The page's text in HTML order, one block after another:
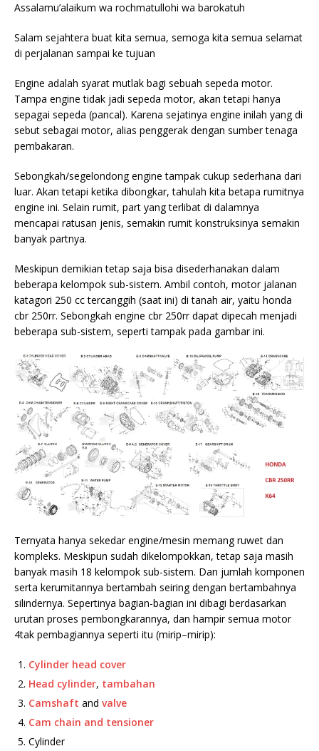
Assalamu’alaikum wa rochmatullohi wa barokatuh
Salam sejahtera buat kita semua, semoga kita semua selamat
di perjalanan sampai ke tujuan
Engine adalah syarat mutlak bagi sebuah sepeda motor.
Tampa engine tidak jadi sepeda motor, akan tetapi hanya
sepagai sepeda (pancal). Karena sejatinya engine inilah yang di
sebut sebagai motor, alias penggerak dengan sumber tenaga
pembakaran.
Sebongkah/segelondong engine tampak cukup sederhana dari
luar. Akan tetapi ketika dibongkar, tahulah kita betapa rumitnya
engine ini. Selain rumit, part yang terlibat di dalamnya
mencapai ratusan jenis, semakin rumit konstruksinya semakin
banyak partnya.
Meskipun demikian tetap saja bisa disederhanakan dalam
beberapa kelompok sub-sistem. Ambil contoh, motor jalanan
katagori 250 cc tercanggih (saat ini) di tanah air, yaitu honda
cbr 250rr. Sebongkah engine cbr 250rr dapat dipecah menjadi
beberapa sub-sistem, seperti tampak pada gambar ini.
Ternyata hanya sekedar engine/mesin memang ruwet dan
kompleks. Meskipun sudah dikelompokkan, tetap saja masih
banyak masih 18 kelompok sub-sistem. Dan jumlah komponen
serta kerumitannya bertambah seiring dengan bertambahnya
silindernya. Sepertinya bagian-bagian ini dibagi berdasarkan
urutan proses pembongkarannya, dan hampir semua motor
4tak pembagiannya seperti itu (mirip–mirip):
Cylinder head cover
Head cylinder, tambahan
Camshaft and valve
Cam chain and tensioner
Cylinder